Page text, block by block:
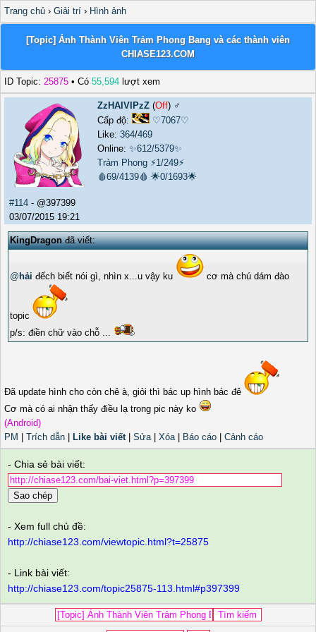
Trang chủ › Giải trí › Hình ảnh
[Topic] Ảnh Thành Viên Trảm Phong Bang và các thành viên
CHIASE123.COM
ID Topic: 25875 • Có 55,594 lượt xem
ZzHAIVIPzZ (Off) ♂️
Cấp độ:
♡7067♡
Like: 364/469
Online: ✨612/5379✨
Trảm Phong ⚡1/249⚡
🩸69/4139🩸 🌟0/1693🌟
#114 - @397399
03/07/2015 19:21
KingDragonđã viết:
@ hải đếch biết nói gì, nhìn x...u vậy ku cơ mà chú dám đào
topic
p/s: điền chữ vào chỗ ...
Đã update hình cho còn chê à, giỏi thì bác up hình bác đê
Cơ mà có ai nhận thấy điều lạ trong pic này ko
(Android)
PM
Trích dẫn Like bài viết| Sửa| Xóa| Báo cáo Cảnh cáo
- Chia sẻ bài viết:
Sao chép
- Xem full chủ đề:
http://chiase123.com/viewtopic.html?t=25875
- Link bài viết:
http://chiase123.com/topic25875-113.html#p397399